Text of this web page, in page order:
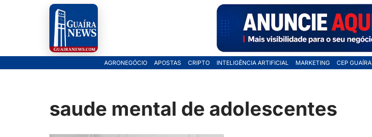
AGRONEGÓCIO APOSTAS CRIPTO INTELIGÊNCIA ARTIFICIAL MARKETING CEP GUAÍRA
saude mental de adolescentes